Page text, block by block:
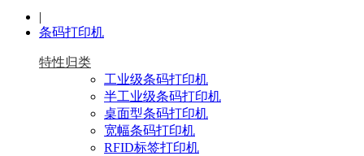
|
条码打印机
特性归类
工业级条码打印机
半工业级条码打印机
桌面型条码打印机
宽幅条码打印机
RFID标签打印机